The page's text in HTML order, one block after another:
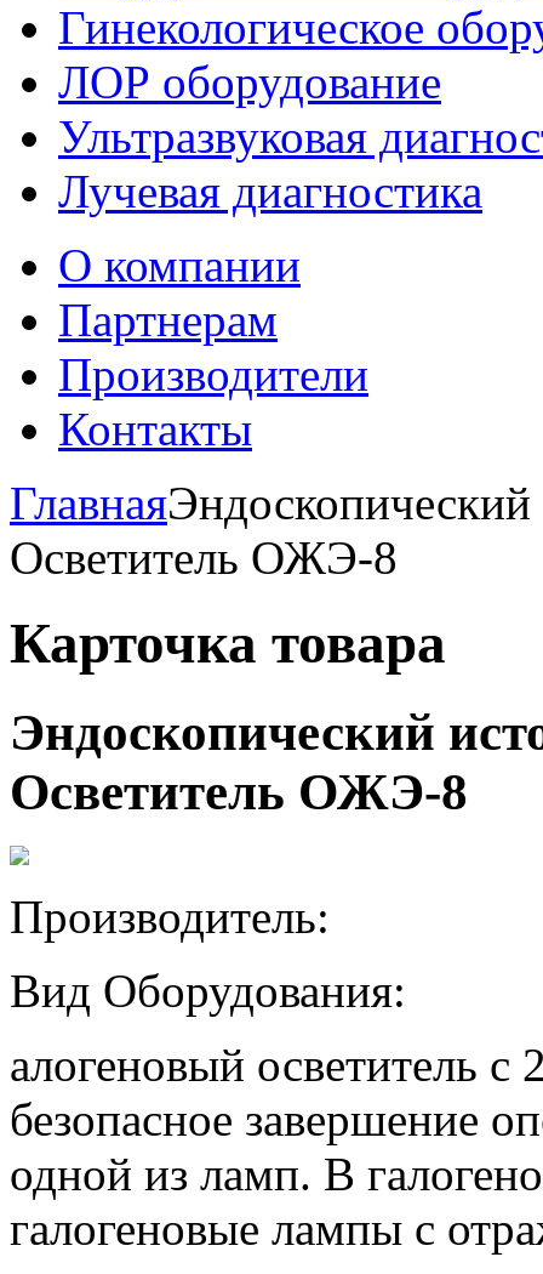
Гинекологическое
ЛОР оборудование
Ультразвуковая
Лучевая диагностика
О компании
Партнерам
Производители
Контакты
Главная
Осветитель ОЖЭ-8
Карточка товара
Эндоскопический
Осветитель ОЖЭ-8
Производитель:
Вид Оборудования:
алогеновый осветитель
безопасное завершение
одной из ламп. В
галогеновые лампы с